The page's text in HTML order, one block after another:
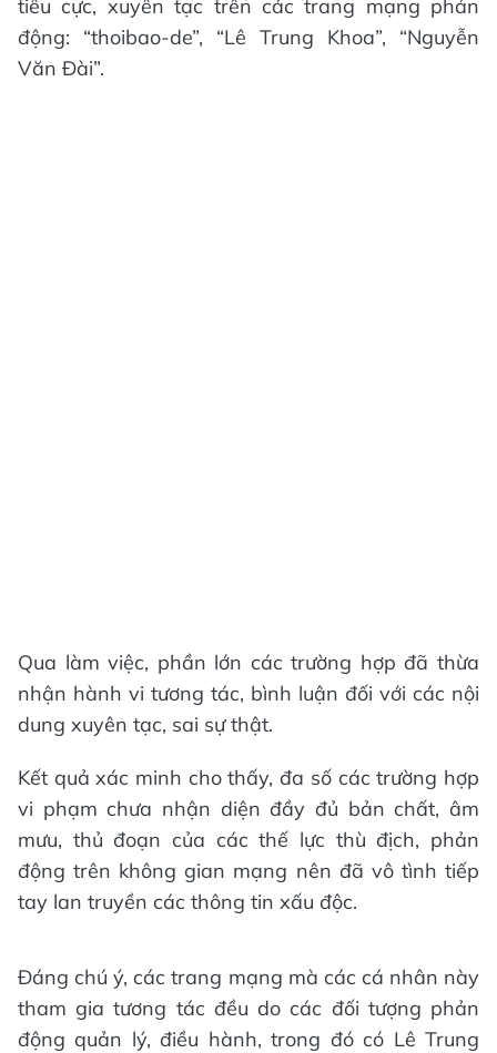
tiêu cực, xuyên tạc trên các trang mạng phản
động: “thoibao-de”, “Lê Trung Khoa”, “Nguyễn
Văn Đài”.
Qua làm việc, phần lớn các trường hợp đã thừa
nhận hành vi tương tác, bình luận đối với các nội
dung xuyên tạc, sai sự thật.
Kết quả xác minh cho thấy, đa số các trường hợp
vi phạm chưa nhận diện đầy đủ bản chất, âm
mưu, thủ đoạn của các thế lực thù địch, phản
động trên không gian mạng nên đã vô tình tiếp
tay lan truyền các thông tin xấu độc.
Đáng chú ý, các trang mạng mà các cá nhân này
tham gia tương tác đều do các đối tượng phản
động quản lý, điều hành, trong đó có Lê Trung